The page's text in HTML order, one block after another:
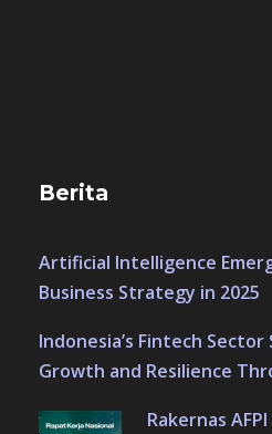
Berita
Artificial Intelligence
Business Strategy in 2025
Indonesia’s Fintech
Growth and Resilience
Rakernas